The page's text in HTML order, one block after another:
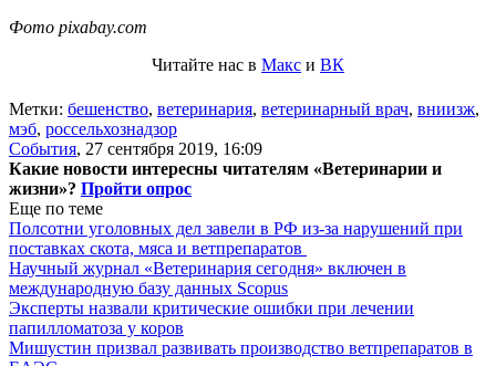
Фото pixabay.com
Читайте нас в Макс и ВК
Метки: бешенство, ветеринария, ветеринарный врач, вниизж,
мэб, россельхознадзор
События, 27 сентября 2019, 16:09
Какие новости интересны читателям «Ветеринарии и
жизни»? Пройти опрос
Еще по теме
Полсотни уголовных дел завели в РФ из-за нарушений при
поставках скота, мяса и ветпрепаратов
Научный журнал «Ветеринария сегодня» включен в
международную базу данных Scopus
Эксперты назвали критические ошибки при лечении
папилломатоза у коров
Мишустин призвал развивать производство ветпрепаратов в